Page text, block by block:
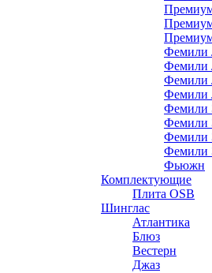
Фемили
Фемили
Фемили
Фемили
Фемили
Фемили
Фемили
Фемили
Фьюжн
Комплектующие
Плита OSB
Шинглас
Атлантика
Блюз
Вестерн
Джаз